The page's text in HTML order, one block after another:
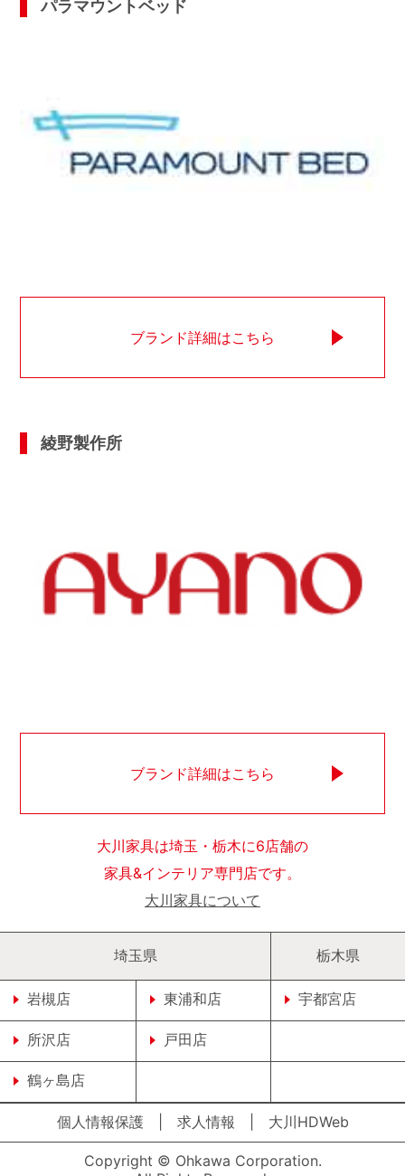
パラマウントベッド
ブランド詳細はこちら
綾野製作所
ブランド詳細はこちら
大川家具は埼玉・栃木に6店舗の
家具&インテリア専門店です。
大川家具について
埼玉県
岩槻店 東浦和店
所沢店 戸田店
鶴ヶ島店
栃木県
宇都宮店
個人情報保護| 求人情報 大川HDWeb
Copyright © Ohkawa Corporation.